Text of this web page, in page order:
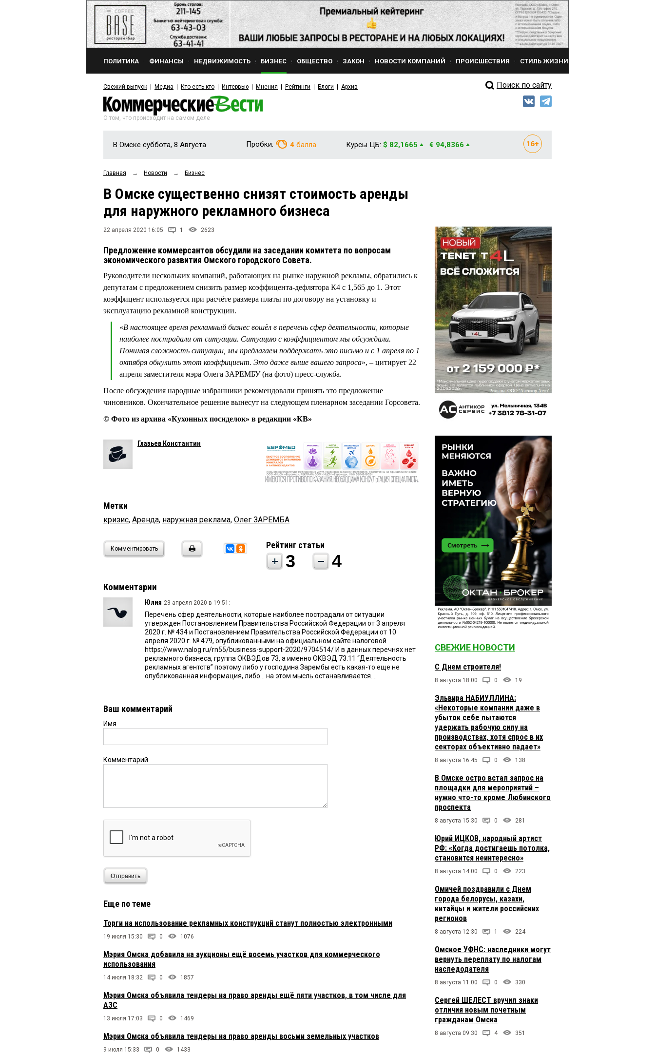
ПОЛИТИКА ФИНАНСЫ НЕДВИЖИМОСТЬ БИЗНЕС ОБЩЕСТВО ЗАКОН НОВОСТИ КОМПАНИЙ ПРОИСШЕСТВИЯ СТИЛЬ ЖИЗНИ
Свежий выпуск Медиа Кто есть кто Интервью Мнения Рейтинги Блоги Архив Поиск по сайту
О том, что происходит на самом деле
В Омске суббота, 8 Августа Пробки: 4 балла Курсы ЦБ: $ 82,1665 € 94,8366
Главная → Новости → Бизнес
В Омске существенно снизят стоимость аренды
для наружного рекламного бизнеса
22 апреля 2020 16:05 1 2623
Предложение коммерсантов обсудили на заседании комитета по вопросам
экономического развития Омского городского Совета.
Руководители нескольких компаний, работающих на рынке наружной рекламы, обратились к
депутатам с предложением снизить размер коэффицента-дефлятора К4 с 1,565 до 1. Этот
коэффицент используется при расчёте размера платы по договору на установку и
эксплуатацию рекламной конструкции.
«В настоящее время рекламный бизнес вошёл в перечень сфер деятельности, которые
наиболее пострадали от ситуации. Ситуацию с коэффициентом мы обсуждали.
Понимая сложность ситуации, мы предлагаем поддержать это письмо и с 1 апреля по 1
октября обнулить этот коэффициент. Это даже выше вашего запроса», – цитирует 22
апреля заместителя мэра Олега ЗАРЕМБУ (на фото) пресс-служба.
После обсуждения народные избранники рекомендовали принять это предложение
чиновников. Окончательное решение вынесут на следующем пленарном заседании Горсовета.
© Фото из архива «Кухонных посиделок» в редакции «КВ»
Глазьев Константин
Метки
кризис, Аренда, наружная реклама, Олег ЗАРЕМБА
Комментировать Рейтинг статьи
3 4
Комментарии
Юлия 23 апреля 2020 в 19:51:
Перечень сфер деятельности, которые наиболее пострадали от ситуации
утвержден Постановлением Правительства Российской Федерации от 3 апреля
2020 г. № 434 и Постановлением Правительства Российской Федерации от 10
апреля 2020 г. № 479, опубликованными на официальном сайте налоговой
https://www.nalog.ru/rn55/business-support-2020/9704514/ И в данных перечнях нет
рекламного бизнеса, группа ОКВЭДов 73, а именно ОКВЭД 73.11 “Деятельность
рекламных агентств” поэтому либо у господина Зарембы есть какая-то еще не
опубликованная информация, либо… на этом мысль останавливается….
Ваш комментарий
Имя
Комментарий
Отправить
Еще по теме
Торги на использование рекламных конструкций станут полностью электронными
19 июля 15:30 0 1076
Мэрия Омска добавила на аукционы ещё восемь участков для коммерческого
использования
14 июля 18:32 0 1857
Мэрия Омска объявила тендеры на право аренды ещё пяти участков, в том числе для
АЗС
13 июля 17:03 0 1469
Мэрия Омска объявила тендеры на право аренды восьми земельных участков
9 июля 15:33 0 1433
СВЕЖИЕ НОВОСТИ
С Днем строителя!
8 августа 18:00 0 19
Эльвира НАБИУЛЛИНА:
«Некоторые компании даже в
убыток себе пытаются
удержать рабочую силу на
производствах, хотя спрос в их
секторах объективно падает»
8 августа 16:45 0 138
В Омске остро встал запрос на
площадки для мероприятий –
нужно что-то кроме Любинского
проспекта
8 августа 15:30 0 281
Юрий ИЦКОВ, народный артист
РФ: «Когда достигаешь потолка,
становится неинтересно»
8 августа 14:00 0 223
Омичей поздравили с Днем
города белорусы, казахи,
китайцы и жители российских
регионов
8 августа 12:30 1 224
Омское УФНС: наследники могут
вернуть переплату по налогам
наследодателя
8 августа 11:00 0 330
Сергей ШЕЛЕСТ вручил знаки
отличия новым почетным
гражданам Омска
8 августа 09:30 4 351